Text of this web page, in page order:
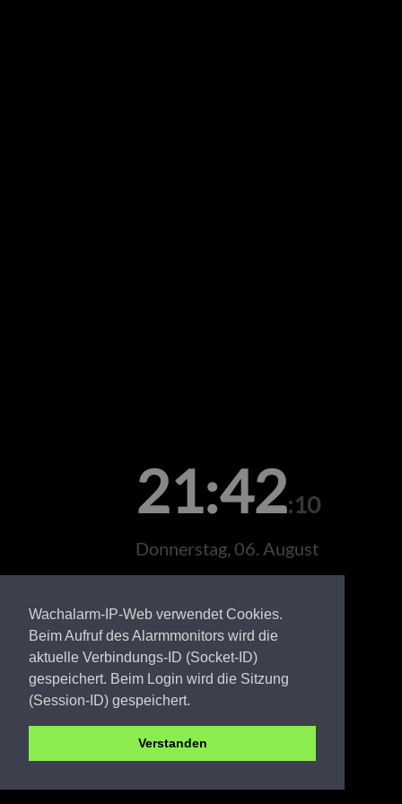
Wachalarm-IP-Web verwendet Cookies.
Beim Aufruf des Alarmmonitors wird die
aktuelle Verbindungs-ID (Socket-ID)
gespeichert. Beim Login wird die Sitzung
(Session-ID) gespeichert.
Verstanden
21:42:10
Donnerstag, 06. August
LDS FW Jamlitz